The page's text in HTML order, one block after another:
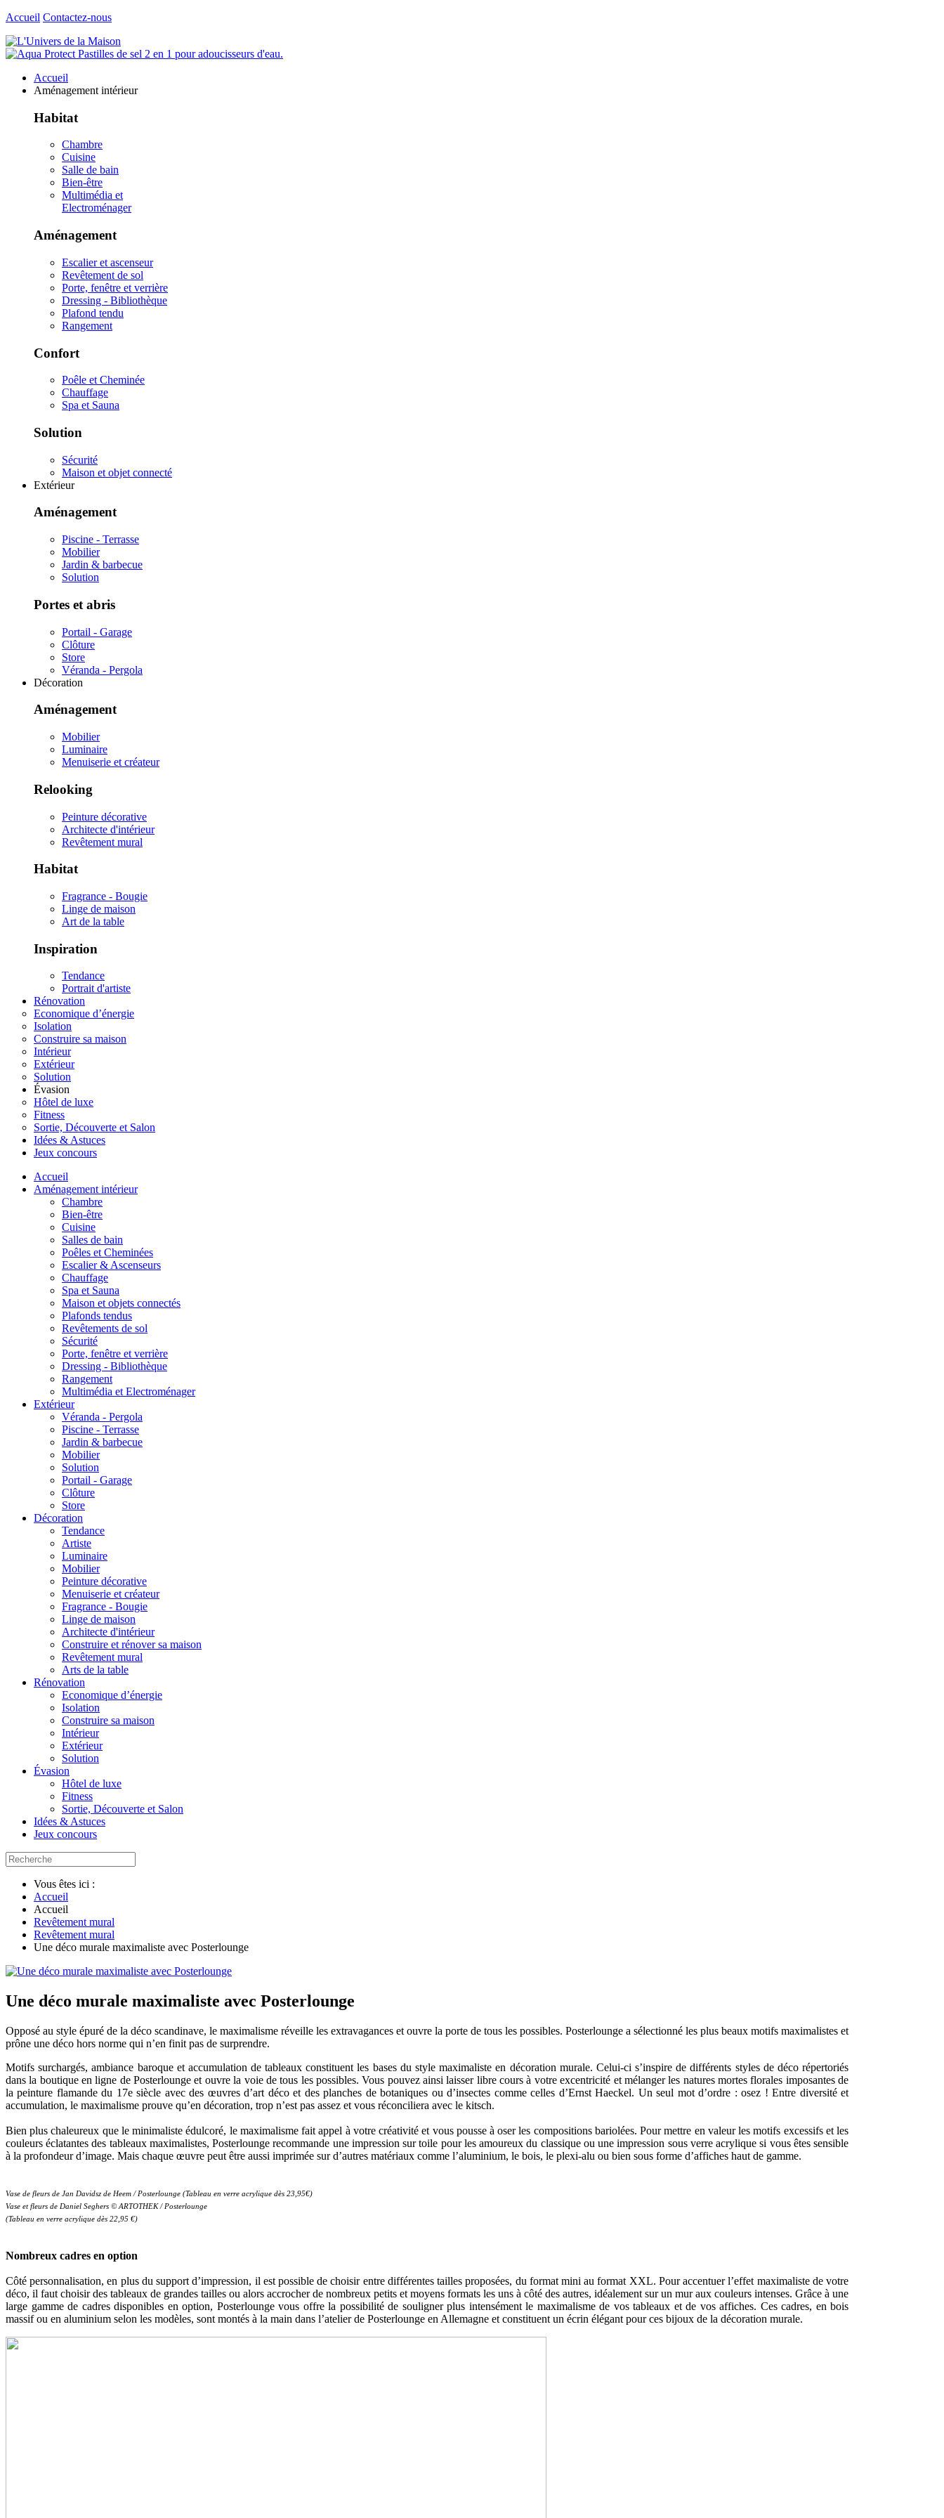
Accueil Contactez-nous
Accueil
Aménagement intérieur
Habitat
Chambre
Cuisine
Salle de bain
Bien-être
Multimédia et
Electroménager
Aménagement
Escalier et ascenseur
Revêtement de sol
Porte, fenêtre et verrière
Dressing - Bibliothèque
Plafond tendu
Rangement
Confort
Poêle et Cheminée
Chauffage
Spa et Sauna
Solution
Sécurité
Maison et objet connecté
Extérieur
Aménagement
Piscine - Terrasse
Mobilier
Jardin & barbecue
Solution
Portes et abris
Portail - Garage
Clôture
Store
Véranda - Pergola
Décoration
Aménagement
Mobilier
Luminaire
Menuiserie et créateur
Relooking
Peinture décorative
Architecte d'intérieur
Revêtement mural
Habitat
Fragrance - Bougie
Linge de maison
Art de la table
Inspiration
Tendance
Portrait d'artiste
Rénovation
Economique d’énergie
Isolation
Construire sa maison
Intérieur
Extérieur
Solution
Évasion
Hôtel de luxe
Fitness
Sortie, Découverte et Salon
Idées & Astuces
Jeux concours
Accueil
Aménagement intérieur
Chambre
Bien-être
Cuisine
Salles de bain
Poêles et Cheminées
Escalier & Ascenseurs
Chauffage
Spa et Sauna
Maison et objets connectés
Plafonds tendus
Revêtements de sol
Sécurité
Porte, fenêtre et verrière
Dressing - Bibliothèque
Rangement
Multimédia et Electroménager
Extérieur
Véranda - Pergola
Piscine - Terrasse
Jardin & barbecue
Mobilier
Solution
Portail - Garage
Clôture
Store
Décoration
Tendance
Artiste
Luminaire
Mobilier
Peinture décorative
Menuiserie et créateur
Fragrance - Bougie
Linge de maison
Architecte d'intérieur
Construire et rénover sa maison
Revêtement mural
Arts de la table
Rénovation
Economique d’énergie
Isolation
Construire sa maison
Intérieur
Extérieur
Solution
Évasion
Hôtel de luxe
Fitness
Sortie, Découverte et Salon
Idées & Astuces
Jeux concours
Vous êtes ici :
Accueil
Accueil
Revêtement mural
Revêtement mural
Une déco murale maximaliste avec Posterlounge
Une déco murale maximaliste avec Posterlounge
Opposé au style épuré de la déco scandinave, le maximalisme réveille les extravagances et ouvre la porte de tous les possibles. Posterlounge a sélectionné les plus beaux motifs maximalistes et
prône une déco hors norme qui n’en finit pas de surprendre.
Motifs surchargés, ambiance baroque et accumulation de tableaux constituent les bases du style maximaliste en décoration murale. Celui-ci s’inspire de différents styles de déco répertoriés
dans la boutique en ligne de Posterlounge et ouvre la voie de tous les possibles. Vous pouvez ainsi laisser libre cours à votre excentricité et mélanger les natures mortes florales imposantes de
la peinture flamande du 17e siècle avec des œuvres d’art déco et des planches de botaniques ou d’insectes comme celles d’Ernst Haeckel. Un seul mot d’ordre : osez ! Entre diversité et
accumulation, le maximalisme prouve qu’en décoration, trop n’est pas assez et vous réconciliera avec le kitsch.
Bien plus chaleureux que le minimaliste édulcoré, le maximalisme fait appel à votre créativité et vous pousse à oser les compositions bariolées. Pour mettre en valeur les motifs excessifs et les
couleurs éclatantes des tableaux maximalistes, Posterlounge recommande une impression sur toile pour les amoureux du classique ou une impression sous verre acrylique si vous êtes sensible
à la profondeur d’image. Mais chaque œuvre peut être aussi imprimée sur d’autres matériaux comme l’aluminium, le bois, le plexi-alu ou bien sous forme d’affiches haut de gamme.
Vase de fleurs de Jan Davidsz de Heem / Posterlounge (Tableau en verre acrylique dès 23,95€)
Vase et fleurs de Daniel Seghers © ARTOTHEK / Posterlounge
(Tableau en verre acrylique dès 22,95 €)
Nombreux cadres en option
Côté personnalisation, en plus du support d’impression, il est possible de choisir entre différentes tailles proposées, du format mini au format XXL. Pour accentuer l’effet maximaliste de votre
déco, il faut choisir des tableaux de grandes tailles ou alors accrocher de nombreux petits et moyens formats les uns à côté des autres, idéalement sur un mur aux couleurs intenses. Grâce à une
large gamme de cadres disponibles en option, Posterlounge vous offre la possibilité de souligner plus intensément le maximalisme de vos tableaux et de vos affiches. Ces cadres, en bois
massif ou en aluminium selon les modèles, sont montés à la main dans l’atelier de Posterlounge en Allemagne et constituent un écrin élégant pour ces bijoux de la décoration murale.